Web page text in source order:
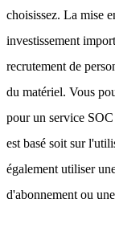
choisissez. La mise
investissement
recrutement de
du matériel. Vous
pour un service
est basé soit sur
également utiliser
d'abonnement ou